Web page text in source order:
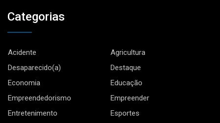
Categorias
Acidente
Agricultura
Desaparecido(a)
Destaque
Economia
Educação
Empreendedorismo
Empreender
Entretenimento
Esportes